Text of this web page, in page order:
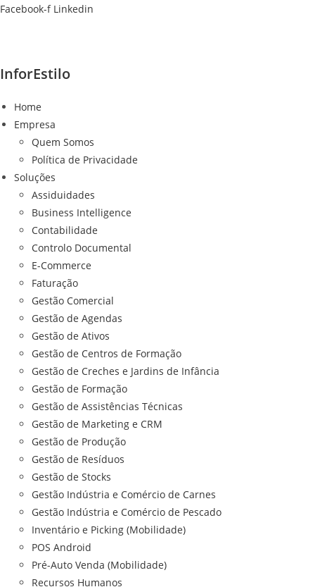
Ir
Facebook-f Linkedin
InforEstilo
Home
Empresa
Quem Somos
Política de Privacidade
Soluções
Assiduidades
Business Intelligence
Contabilidade
Controlo Documental
E-Commerce
Faturação
Gestão Comercial
Gestão de Agendas
Gestão de Ativos
Gestão de Centros de Formação
Gestão de Creches e Jardins de Infância
Gestão de Formação
Gestão de Assistências Técnicas
Gestão de Marketing e CRM
Gestão de Produção
Gestão de Resíduos
Gestão de Stocks
Gestão Indústria e Comércio de Carnes
Gestão Indústria e Comércio de Pescado
Inventário e Picking (Mobilidade)
POS Android
Pré-Auto Venda (Mobilidade)
Recursos Humanos